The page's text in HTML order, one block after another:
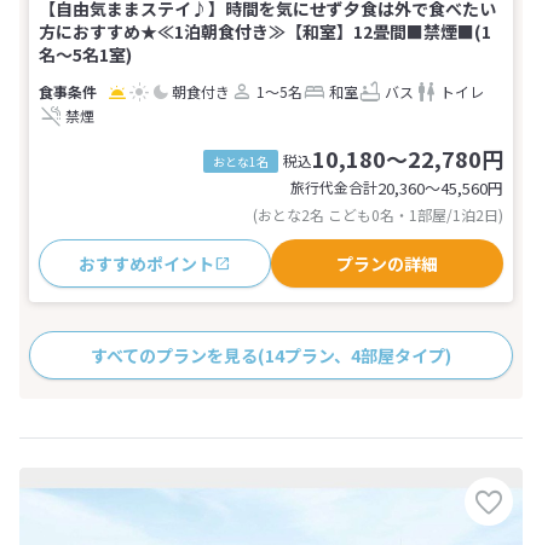
【自由気ままステイ♪】時間を気にせず夕食は外で食べたい
方におすすめ★≪1泊朝食付き≫【和室】12畳間■禁煙■(1
名～5名1室)
朝食付き 1～5名 和室 バス
トイレ
禁煙
おとな1名 税込10,180～22,780円
旅行代金合計20,360〜45,560円
(おとな2名 こども0名・1部屋/1泊2日)
おすすめポイント プランの詳細
すべてのプランを見る(14プラン、4部屋タイプ)